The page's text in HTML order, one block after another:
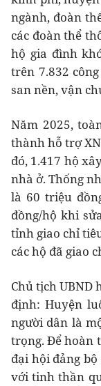
ngành, đoàn
các đoàn thể
hộ gia đình
trên 7.832
san nền, vận
Năm 2025,
thành hỗ trợ
đó, 1.417 hộ
nhà ở. Thống
là 60 triệu
đồng/hộ khi
tỉnh giao chỉ
các hộ đã giao
Chủ tịch UBND
định: Huyện
người dân là
trọng. Để hoàn
đại hội đảng
với tinh thần